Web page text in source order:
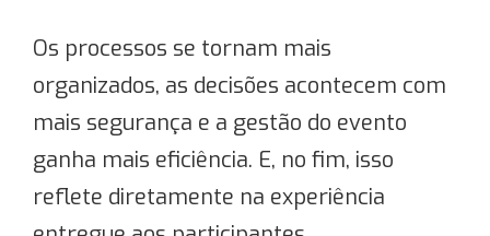
Os processos se tornam mais
organizados, as decisões acontecem com
mais segurança e a gestão do evento
ganha mais eficiência. E, no fim, isso
reflete diretamente na experiência